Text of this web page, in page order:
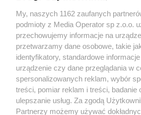
Wydawca mediówlokalnych
Nie zapomnij
zapoznać się z:
polityką prywatności
Twojemiasto
My, naszych 1162 zaufanych
podmioty z Media Operator sp z.o.o.
przechowujemy informacje na
przetwarzamy dane osobowe, takie
identyfikatory, standardowe
urządzenie czy dane przeglądania w
spersonalizowanych reklam, wybór
treści, pomiar reklam i treści, badanie
ulepszanie usług. Za zgodą
Partnerzy możemy używać